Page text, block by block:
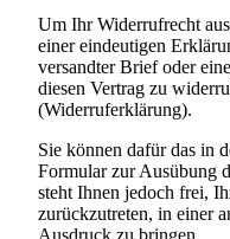
Um Ihr Widerrufrecht
einer eindeutigen
versandter Brief oder
diesen Vertrag zu
(Widerruferklärung).
Sie können dafür das in
Formular zur Ausübung
steht Ihnen jedoch frei,
zurückzutreten, in einer